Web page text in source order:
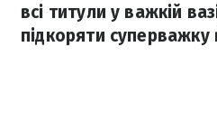
всі титули у важкій
підкоряти суперважку